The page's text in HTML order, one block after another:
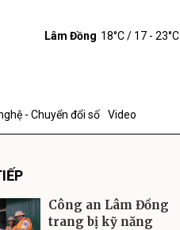
Lâm Đồng 18°C/ 17 - 23°C
- Chuyển đổi số Video
Công an Lâm Đồng
trang bị kỹ năng